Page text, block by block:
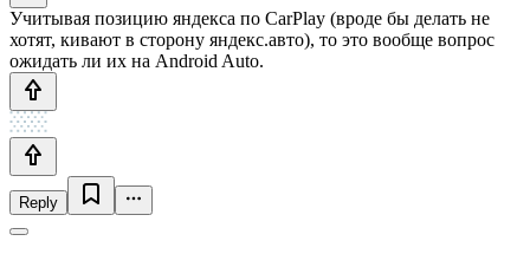
Учитывая позицию яндекса по CarPlay (вроде бы делать не
хотят, кивают в сторону яндекс.авто), то это вообще вопрос
ожидать ли их на Android Auto.
Reply